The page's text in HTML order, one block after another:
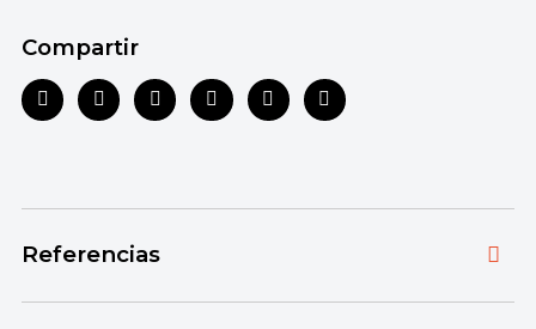
Compartir
Referencias